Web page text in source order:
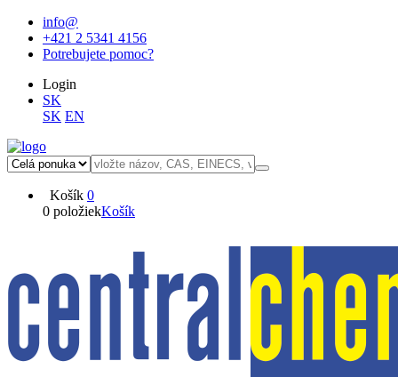
info@
+421 2 5341 4156
Potrebujete pomoc?
Login
SK
SK EN
Košík 0
0 položiekKošík